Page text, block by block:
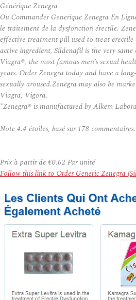
Générique Zenegra
Ou Commander Generique Zenegra En
le traitement de la dysfonction érectile.
effective treatment pill used to treat
active ingredient, Sildenafil is the very
Viagra®, the most famous men’s sexual
years. Order Zenegra today and have a
sexually aroused.Zenegra may also be
Viagra, Vigora.
*Zenegra® is manufactured by Alkem
Note 4.4 étoiles, basé sur 178 commentaires.
Prix à partir de €0.62 Par unité
Follow this link to Order Generic Zenegra